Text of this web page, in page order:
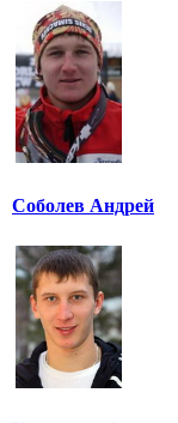
Соболев Андрей